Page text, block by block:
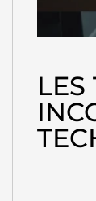
LES